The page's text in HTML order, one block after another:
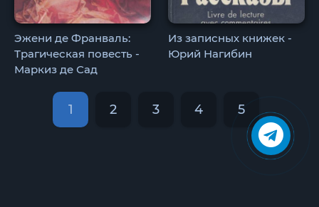
Эжени де Франваль:
Трагическая повесть -
Маркиз де Сад
Из записных книжек -
Юрий Нагибин
1 2 3 4 5